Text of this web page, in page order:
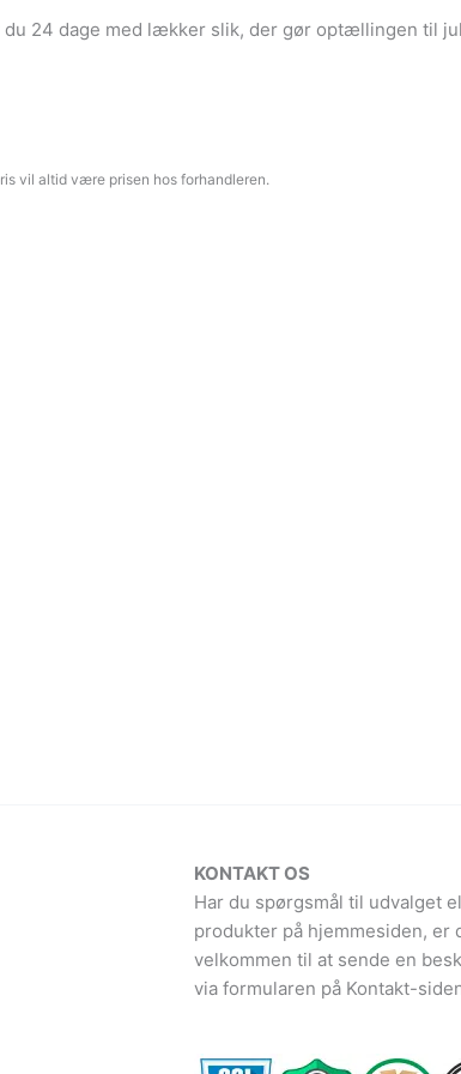
24 dage med lækker slik, der gør optællingen til
vil altid være prisen hos forhandleren.
KONTAKT OS
Har du spørgsmål til udvalget
produkter på hjemmesiden, er
velkommen til at sende en
via formularen på Kontakt-